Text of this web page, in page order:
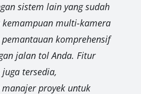
sistem lain yang sudah
kemampuan multi-kamera
komprehensif
jalan tol Anda. Fitur
tersedia,
proyek untuk